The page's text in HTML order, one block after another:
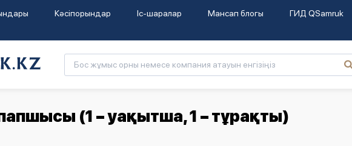
Кәсіпорындар Іс-шаралар Мансап блогы ГИД QSamruk
(1 – уақытша, 1 – тұрақты)